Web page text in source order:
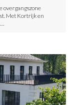
overgangszone
Met Kortrijk en